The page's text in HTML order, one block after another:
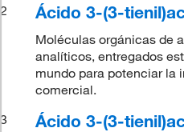
2
Ácido 3-(3-
Moléculas orgánicas de
analíticos, entregados
mundo para potenciar la
comercial.
3
Ácido 3-(3-